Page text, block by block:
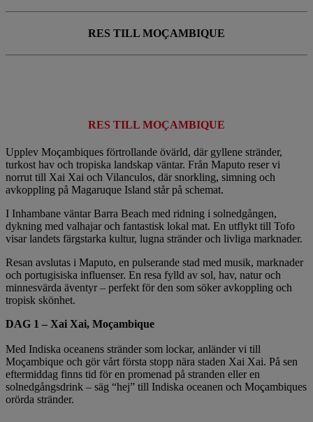
RES TILL MOÇAMBIQUE
RES TILL MOÇAMBIQUE
Upplev Moçambiques förtrollande övärld, där gyllene stränder,
turkost hav och tropiska landskap väntar. Från Maputo reser vi
norrut till Xai Xai och Vilanculos, där snorkling, simning och
avkoppling på Magaruque Island står på schemat.
I Inhambane väntar Barra Beach med ridning i solnedgången,
dykning med valhajar och fantastisk lokal mat. En utflykt till Tofo
visar landets färgstarka kultur, lugna stränder och livliga marknader.
Resan avslutas i Maputo, en pulserande stad med musik, marknader
och portugisiska influenser. En resa fylld av sol, hav, natur och
minnesvärda äventyr – perfekt för den som söker avkoppling och
tropisk skönhet.
DAG 1 – Xai Xai, Moçambique
Med Indiska oceanens stränder som lockar, anländer vi till
Moçambique och gör vårt första stopp nära staden Xai Xai. På sen
eftermiddag finns tid för en promenad på stranden eller en
solnedgångsdrink – säg “hej” till Indiska oceanen och Moçambiques
orörda stränder.